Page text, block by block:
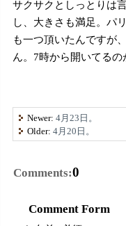
サクサクとしっとりは
し、大きさも満足。パ
も一つ頂いたんですが
ん。7時から開いてるの
Newer:4月23日。
Older:4月20日。
Comments:0
Comment Form